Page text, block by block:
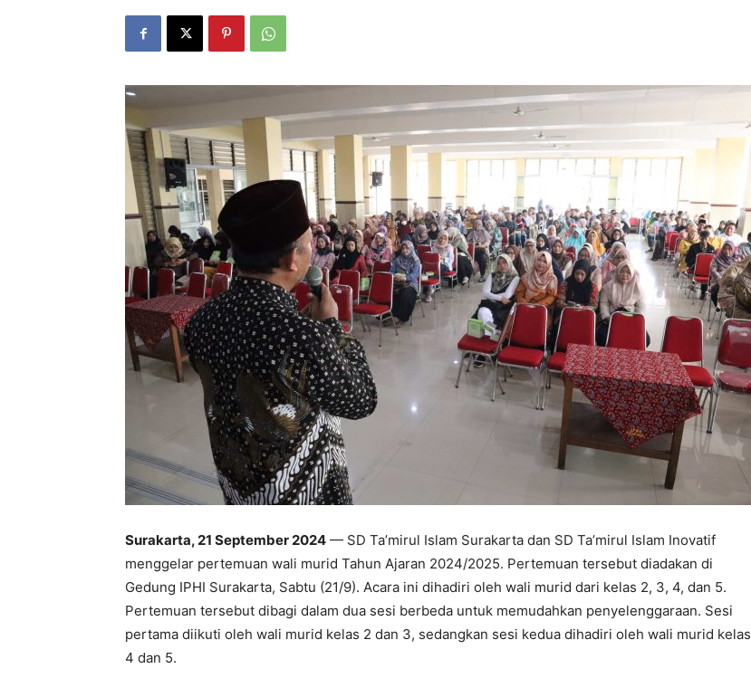
Surakarta, 21 September 2024 — SD Ta’mirul Islam Surakarta dan SD Ta’mirul Islam Inovatif
menggelar pertemuan wali murid Tahun Ajaran 2024/2025. Pertemuan tersebut diadakan di
Gedung IPHI Surakarta, Sabtu (21/9). Acara ini dihadiri oleh wali murid dari kelas 2, 3, 4, dan 5.
Pertemuan tersebut dibagi dalam dua sesi berbeda untuk memudahkan penyelenggaraan. Sesi
pertama diikuti oleh wali murid kelas 2 dan 3, sedangkan sesi kedua dihadiri oleh wali murid kelas
4 dan 5.